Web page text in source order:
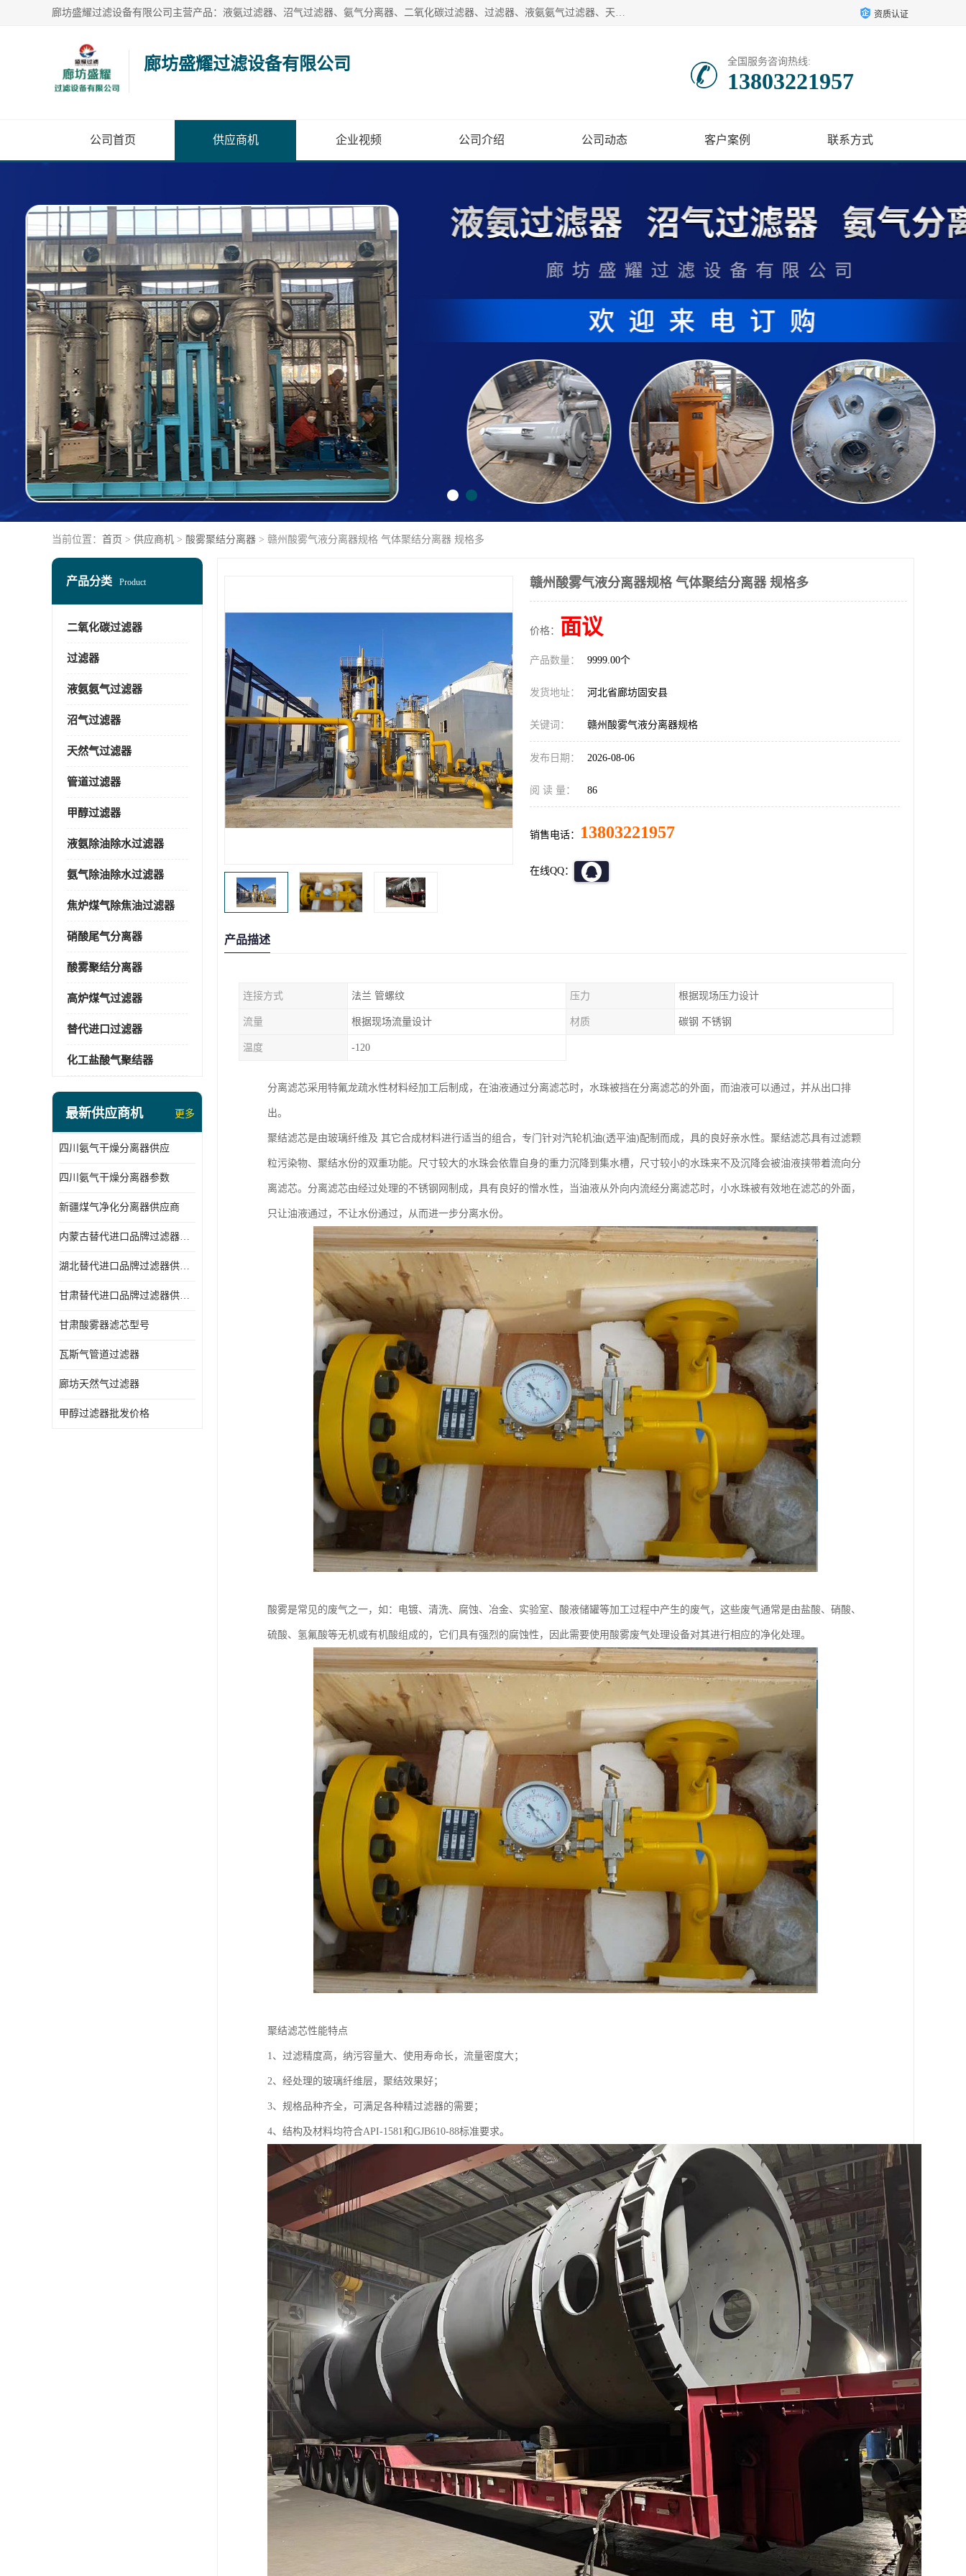
廊坊盛耀过滤设备有限公司主营产品：液氨过滤器、沼气过滤器、氨气分离器、二氧化碳过滤器、过滤器、液氨氨气过滤器、天然气过滤器、管道过滤器、*过滤器、液氨除油除水过滤器、氨气除油除水过滤器、焦炉煤气除焦油过滤器等。 资质认证
廊坊盛耀过滤设备有限公司 全国服务咨询热线:
13803221957
公司首页 供应商机 企业视频 公司介绍 公司动态 客户案例 联系方式
当前位置： 首页 > 供应商机 > 酸雾聚结分离器 > 赣州酸雾气液分离器规格 气体聚结分离器 规格多
产品分类 Product
二氧化碳过滤器
过滤器
液氨氨气过滤器
沼气过滤器
天然气过滤器
管道过滤器
甲醇过滤器
液氨除油除水过滤器
氨气除油除水过滤器
焦炉煤气除焦油过滤器
硝酸尾气分离器
酸雾聚结分离器
高炉煤气过滤器
替代进口过滤器
化工盐酸气聚结器
最新供应商机 更多
四川氨气干燥分离器供应
四川氨气干燥分离器参数
新疆煤气净化分离器供应商
内蒙古替代进口品牌过滤器厂家
湖北替代进口品牌过滤器供应商
甘肃替代进口品牌过滤器供应商
甘肃酸雾器滤芯型号
瓦斯气管道过滤器
廊坊天然气过滤器
甲醇过滤器批发价格
赣州酸雾气液分离器规格 气体聚结分离器 规格多
价格： 面议
产品数量： 9999.00个
发货地址： 河北省廊坊固安县
关键词： 赣州酸雾气液分离器规格
发布日期： 2026-08-06
阅 读 量： 86
销售电话： 13803221957
在线QQ：
产品描述
连接方式 法兰 管螺纹 压力 根据现场压力设计
流量 根据现场流量设计 材质 碳钢 不锈钢
温度 -120
分离滤芯采用特氟龙疏水性材料经加工后制成，在油液通过分离滤芯时，水珠被挡在分离滤芯的外面，而油液可以通过，并从出口排
出。
聚结滤芯是由玻璃纤维及 其它合成材料进行适当的组合，专门针对汽轮机油(透平油)配制而成，具的良好亲水性。聚结滤芯具有过滤颗
粒污染物、聚结水份的双重功能。尺寸较大的水珠会依靠自身的重力沉降到集水槽，尺寸较小的水珠来不及沉降会被油液挟带着流向分
离滤芯。分离滤芯由经过处理的不锈钢网制成，具有良好的憎水性，当油液从外向内流经分离滤芯时，小水珠被有效地在滤芯的外面，
只让油液通过，不让水份通过，从而进一步分离水份。
酸雾是常见的废气之一，如：电镀、清洗、腐蚀、冶金、实验室、酸液储罐等加工过程中产生的废气，这些废气通常是由盐酸、硝酸、
硫酸、氢氟酸等无机或有机酸组成的，它们具有强烈的腐蚀性，因此需要使用酸雾废气处理设备对其进行相应的净化处理。
聚结滤芯性能特点
1、过滤精度高，纳污容量大、使用寿命长，流量密度大；
2、经处理的玻璃纤维层，聚结效果好；
3、规格品种齐全，可满足各种精过滤器的需要；
4、结构及材料均符合API-1581和GJB610-88标准要求。